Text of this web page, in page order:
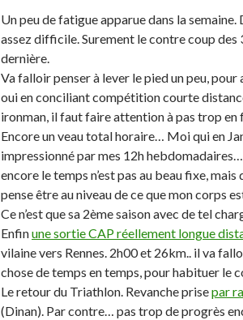
Un peu de fatigue apparue dans la semaine.
assez difficile. Surement le contre coup des
dernière.
Va falloir penser à lever le pied un peu,
oui en conciliant compétition courte
ironman, il faut faire attention à pas trop en
Encore un veau total horaire… Moi qui en
impressionné par mes 12h
encore le temps n’est pas au beau fixe,
pense être au niveau de ce que mon corps
Ce n’est que sa 2ème saison avec de tel
Enfinune sortie CAP réellement longue
vilaine vers Rennes. 2h00 et 26km.. il va
chose de temps en temps, pour habituer le
Le retour du Triathlon. Revanche prisepar
(Dinan). Par contre… pas trop de progrès